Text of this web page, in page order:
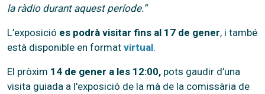
la ràdio durant aquest període.”
L’exposició es podrà visitar fins al 17 de gener, i també
està disponible en format virtual.
El pròxim 14 de gener a les 12:00, pots gaudir d’una
visita guiada a l'exposició de la mà de la comissària de